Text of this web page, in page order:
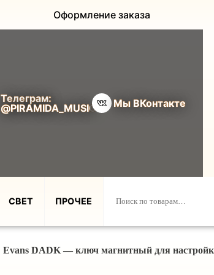
Оформление заказа
Телеграм:
@PIRAMIDA_MUSIC
Мы ВКонтакте
СВЕТ ПРОЧЕЕ
Evans DADK — ключ магнитный для